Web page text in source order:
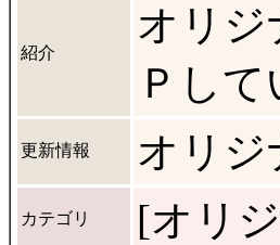
紹介
オリジ
Ｐして
更新情報 オリジ
カテゴリ [オリ